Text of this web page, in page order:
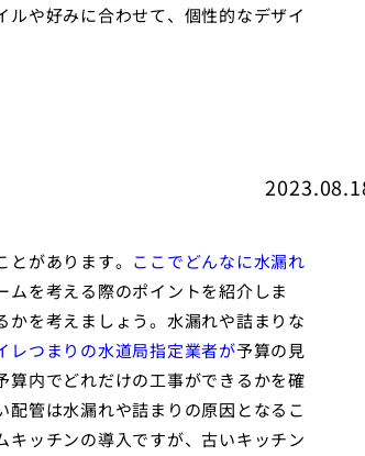
や好みに合わせて、個性的なデザイ
があります。 ここでどんなに水漏れ
を考える際のポイントを紹介しま
を考えましょう。水漏れや詰まりな
レつまりの水道局指定業者が予算の見
内でどれだけの工事ができるかを確
管は水漏れや詰まりの原因となるこ
キッチンの導入ですが、古いキッチン